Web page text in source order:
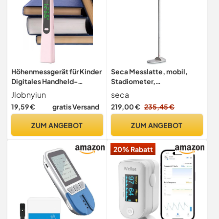
Höhenmessgerät für Kinder
Digitales Handheld-
Stadiometer
Jlobnyiun
19,59 € gratis Versand
ZUM ANGEBOT
Seca Messlatte, mobil,
Stadiometer,
cm
seca
219,00 € 235,45 €
ZUM ANGEBOT
20% Rabatt